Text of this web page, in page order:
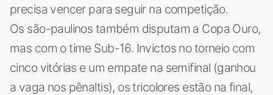
precisa vencer para seguir na competição.
Os são-paulinos também disputam a Copa Ouro,
mas com o time Sub-16. Invictos no torneio com
cinco vitórias e um empate na semifinal (ganhou
a vaga nos pênaltis), os tricolores estão na final,